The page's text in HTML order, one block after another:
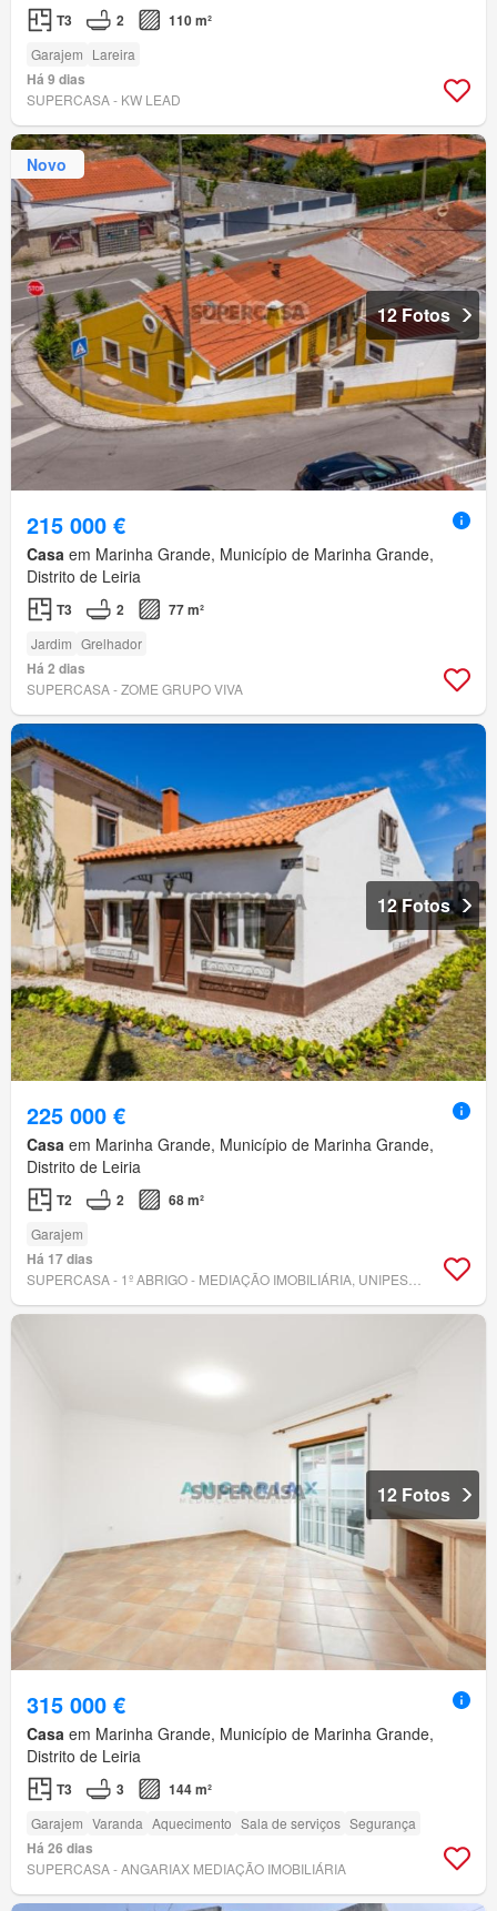
T3 2 110 m²
Garajem Lareira
Há 9 dias
SUPERCASA - KW LEAD
Novo
12 Fotos
215 000 €
Casa em Marinha Grande, Município de Marinha Grande,
Distrito de Leiria
T3 2 77 m²
Jardim Grelhador
Há 2 dias
SUPERCASA - ZOME GRUPO VIVA
12 Fotos
225 000 €
Casa em Marinha Grande, Município de Marinha Grande,
Distrito de Leiria
T2 2 68 m²
Garajem
Há 17 dias
12 Fotos
315 000 €
Casa em Marinha Grande, Município de Marinha Grande,
Distrito de Leiria
T3 3 144 m²
Garajem Varanda Aquecimento Sala de serviços Segurança
Há 26 dias
SUPERCASA - ANGARIAX MEDIAÇÃO IMOBILIÁRIA